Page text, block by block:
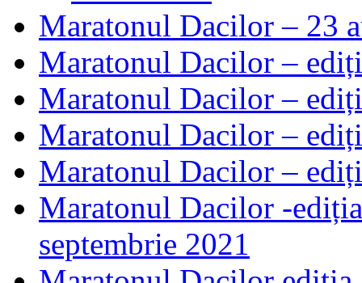
Maratonul Dacilor – 23
Maratonul Dacilor –
Maratonul Dacilor –
Maratonul Dacilor –
Maratonul Dacilor –
Maratonul Dacilor -
septembrie 2021